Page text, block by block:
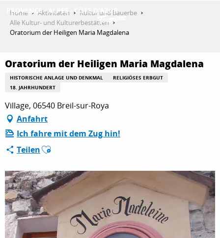
contenu
AKTIVITÄTEN
AUFENTHALT
ESPACE PRO
Home Aktivitäten
Kultur und Bauerbe
Alle Kultur- und Kulturerbestätten
Oratorium der Heiligen Maria Magdalena
Oratorium der Heiligen Maria Magdalena
HISTORISCHE ANLAGE UND DENKMAL
RELIGIÖSES ERBGUT
18. JAHRHUNDERT
Village, 06540 Breil-sur-Roya
Anfahrt
Ich fahre mit dem Zug hin!
TeilenAjouter aux favoris